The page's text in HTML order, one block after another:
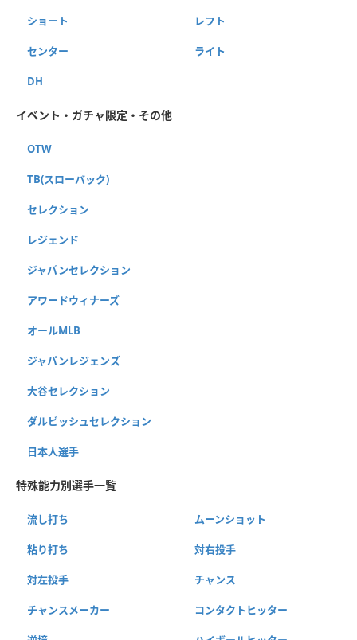
ショート レフト
センター ライト
DH
イベント・ガチャ限定・その他
OTW
TB(スローバック)
セレクション
レジェンド
ジャパンセレクション
アワードウィナーズ
オールMLB
ジャパンレジェンズ
大谷セレクション
ダルビッシュセレクション
日本人選手
特殊能力別選手一覧
流し打ち ムーンショット
粘り打ち 対右投手
対左投手 チャンス
チャンスメーカー コンタクトヒッター